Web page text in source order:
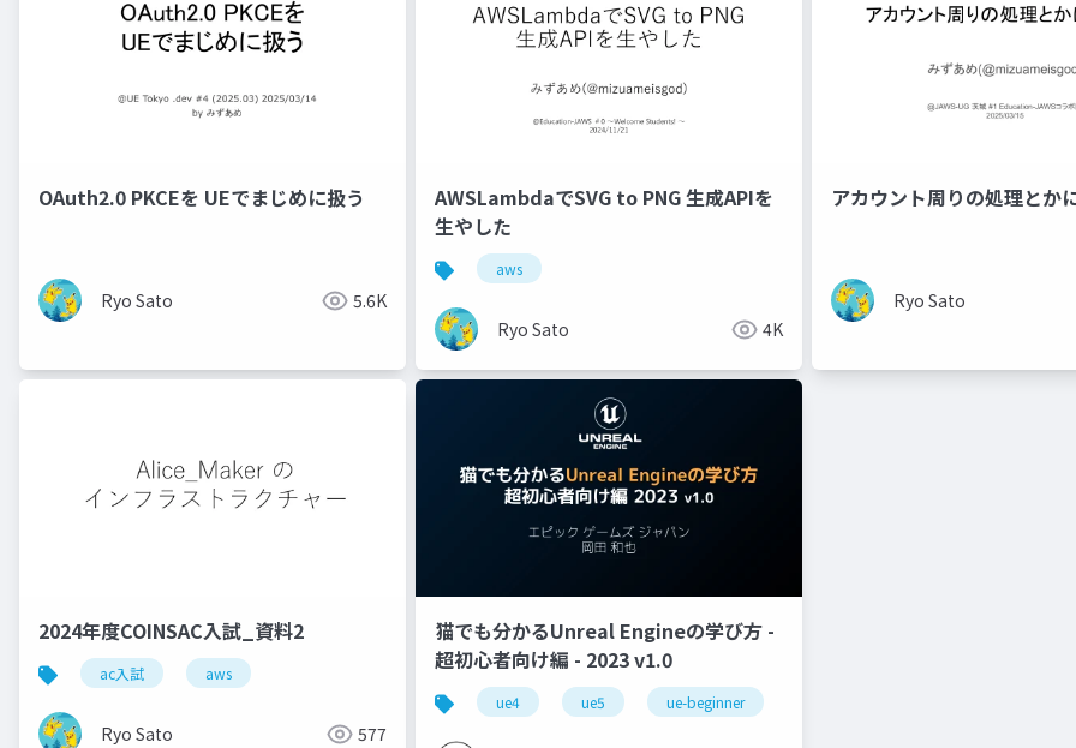
OAuth2.0 PKCEを UEでまじめに扱う
Ryo Sato 5.6K
AWSLambdaでSVG to PNG 生成APIを
生やした
aws
Ryo Sato 4K
アカウント周りの処理とか
Ryo Sato
2024年度COINSAC入試_資料2
ac入試 aws
Ryo Sato 577
猫でも分かるUnreal Engineの学び方 -
超初心者向け編 - 2023 v1.0
ue4 ue5 ue-beginner